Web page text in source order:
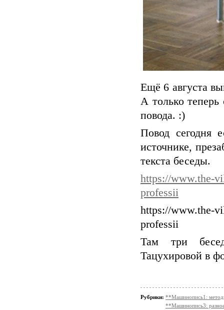
Ещё 6 августа
А только
повода. :)
Повод сегодня
источнике,
текста беседы.
https://www.the-
professii
https://www.the-
professii
Там три
Тацухировой в
Рубрики: **Машинопись1:
**Машинопись3: